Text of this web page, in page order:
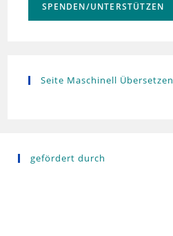
SPENDEN/UNTERSTÜTZEN
Seite Maschinell Übersetzen
gefördert durch